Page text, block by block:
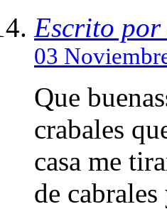
Escrito por
03
Que
crabales
casa me
de